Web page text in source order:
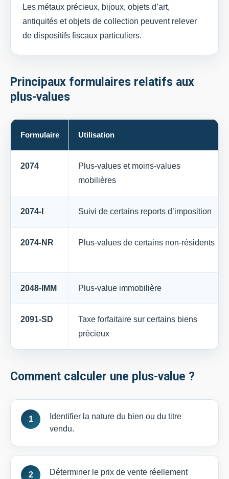
Les métaux précieux, bijoux, objets d’art,
antiquités et objets de collection peuvent relever
de dispositifs fiscaux particuliers.
Principaux formulaires relatifs aux
plus-values
Formulaire Utilisation
2074
Plus-values et moins-values
mobilières
2074-I Suivi de certains reports d’imposition
2074-NR Plus-values de certains non-résidents
2048-IMM Plus-value immobilière
2091-SD
Taxe forfaitaire sur certains biens
précieux
Comment calculer une plus-value ?
Identifier la nature du bien ou du titre
vendu.
Déterminer le prix de vente réellement